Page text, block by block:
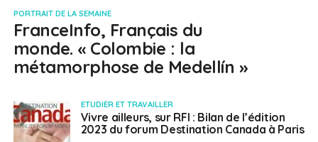
PORTRAIT DE LA SEMAINE
FranceInfo, Français du
monde. « Colombie : la
métamorphose de Medellín »
ETUDIER ET TRAVAILLER
Vivre ailleurs, sur RFI : Bilan de l’édition
2023 du forum Destination Canada à Paris